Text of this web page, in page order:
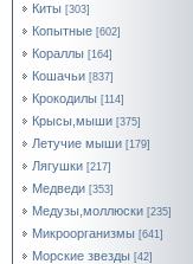
Киты [303]
Копытные [602]
Кораллы [164]
Кошачьи [837]
Крокодилы [114]
Крысы,мыши [375]
Летучие мыши [179]
Лягушки [217]
Медведи [353]
Медузы,моллюски [235]
Микроорганизмы [641]
Морские звезды [42]